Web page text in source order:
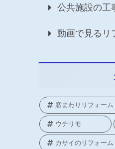
公共施設の工
動画で見るリ
窓まわりリフォーム
ウチリモ
カサイのリフォーム